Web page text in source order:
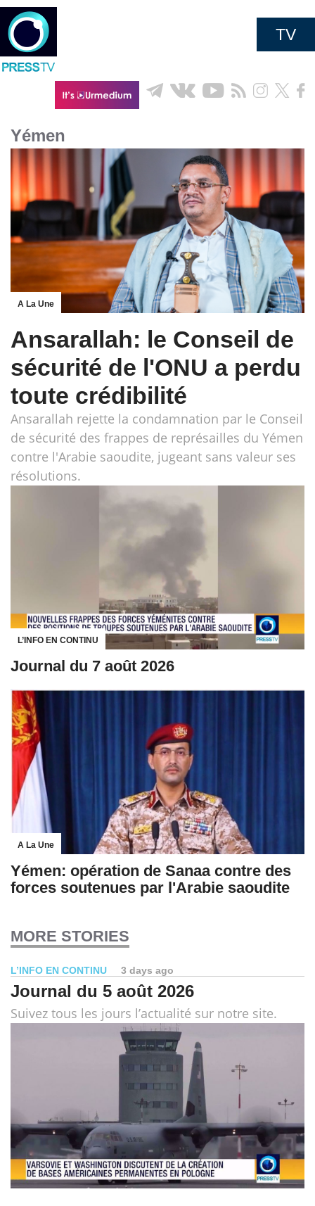
TV
Yémen
A La Une
Ansarallah: le Conseil de
sécurité de l'ONU a perdu
toute crédibilité
Ansarallah rejette la condamnation par le Conseil
de sécurité des frappes de représailles du Yémen
contre l'Arabie saoudite, jugeant sans valeur ses
résolutions.
L’INFO EN CONTINU
Journal du 7 août 2026
A La Une
Yémen: opération de Sanaa contre des
forces soutenues par l'Arabie saoudite
MORE STORIES
L’INFO EN CONTINU 3 days ago
Journal du 5 août 2026
Suivez tous les jours l’actualité sur notre site.